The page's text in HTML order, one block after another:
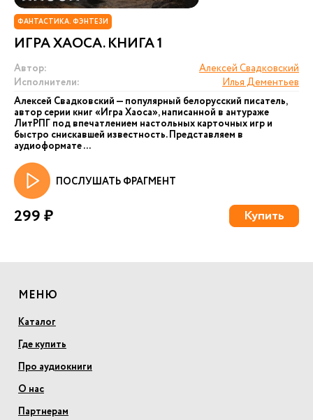
ФАНТАСТИКА. ФЭНТЕЗИ
ИГРА ХАОСА. КНИГА 1
Автор:
Алексей Свадковский
Исполнители:
Илья Дементьев
Алексей Свадковский — популярный белорусский писатель,
автор серии книг «Игра Хаоса», написанной в антураже
ЛитРПГ под впечатлением настольных карточных игр и
быстро снискавшей известность. Представляем в
аудиоформате ...
ПОСЛУШАТЬ ФРАГМЕНТ
299 ₽ Купить
МЕНЮ
Каталог
Где купить
Про аудиокниги
О нас
Партнерам